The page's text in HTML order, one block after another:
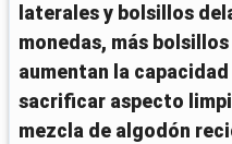
laterales y bolsillos
monedas, más
aumentan la
sacrificar aspecto
mezcla de algodón